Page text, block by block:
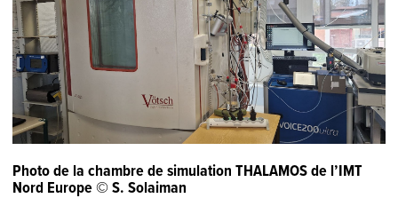
Photo de la chambre de simulation THALAMOS de l’IMT
Nord Europe © S. Solaiman